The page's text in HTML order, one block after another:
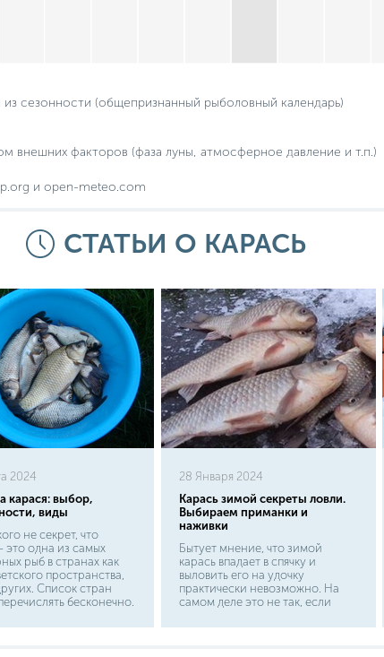
сезонности (общепризнанный рыболовный календарь)
внешних факторов (фаза луны, атмосферное давление и т.п.)
и open-meteo.com
СТАТЬИ О КАРАСЬ
2024
карася: выбор,
виды
не секрет, что
это одна из самых
рыб в странах как
пространства,
Список стран
бесконечно.
важная деталь, без
28 Января 2024
Карась зимой секреты ловли.
Выбираем приманки и
наживки
Бытует мнение, что зимой
карась впадает в спячку и
выловить его на удочку
практически невозможно. На
самом деле это не так, если
крась клюет активно и в зимний